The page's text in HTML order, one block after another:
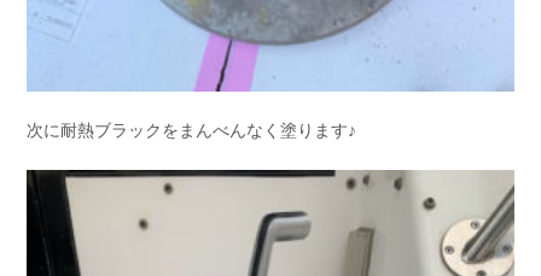
次に耐熱ブラックをまんべんなく塗ります♪